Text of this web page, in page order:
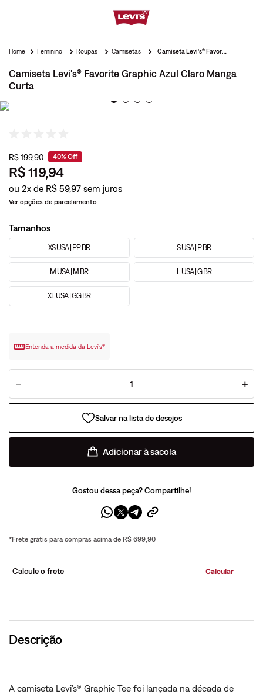
Feminino Roupas Camisetas
Camiseta Levi's® Favorite Graphic Azul Claro Manga
Curta
R$199,90 40% Off
R$119,94
ou 2x de R$ 59,97
Ver opções de parcelamento
Tamanhos
XS USA | PP BR S USA | P BR
M USA | M BR L USA | G BR
XL USA | GG BR
Entenda a medida da Levi’s®
＋
－
Adicionar à sacola
Gostou dessa peça? Compartilhe!
*Frete grátis para compras acima de R$ 699,90
Calcule o frete
Descrição
A camiseta Levi’s® Graphic Tee foi lançada na década de